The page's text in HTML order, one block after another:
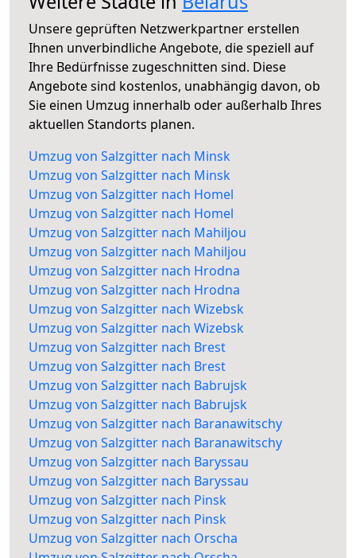
Unsere geprüften Netzwerkpartner erstellen
Ihnen unverbindliche Angebote, die speziell auf
Ihre Bedürfnisse zugeschnitten sind. Diese
Angebote sind kostenlos, unabhängig davon, ob
Sie einen Umzug innerhalb oder außerhalb Ihres
aktuellen Standorts planen.
Umzug von Salzgitter nach Minsk
Umzug von Salzgitter nach Minsk
Umzug von Salzgitter nach Homel
Umzug von Salzgitter nach Homel
Umzug von Salzgitter nach Mahiljou
Umzug von Salzgitter nach Mahiljou
Umzug von Salzgitter nach Hrodna
Umzug von Salzgitter nach Hrodna
Umzug von Salzgitter nach Wizebsk
Umzug von Salzgitter nach Wizebsk
Umzug von Salzgitter nach Brest
Umzug von Salzgitter nach Brest
Umzug von Salzgitter nach Babrujsk
Umzug von Salzgitter nach Babrujsk
Umzug von Salzgitter nach Baranawitschy
Umzug von Salzgitter nach Baranawitschy
Umzug von Salzgitter nach Baryssau
Umzug von Salzgitter nach Baryssau
Umzug von Salzgitter nach Pinsk
Umzug von Salzgitter nach Pinsk
Umzug von Salzgitter nach Orscha